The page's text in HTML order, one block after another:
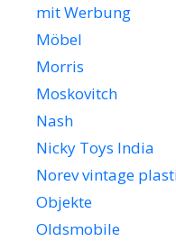
mit Werbung
Möbel
Morris
Moskovitch
Nash
Nicky Toys India
Norev vintage
Objekte
Oldsmobile